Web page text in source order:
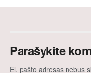
Parašykite
El. pašto adresas nebus